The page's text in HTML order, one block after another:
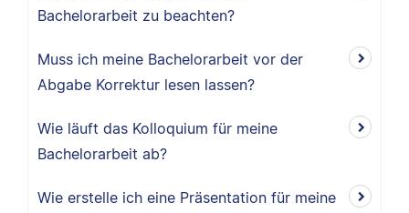
Bachelorarbeit zu beachten?
Muss ich meine Bachelorarbeit vor der
Abgabe Korrektur lesen lassen?
Wie läuft das Kolloquium für meine
Bachelorarbeit ab?
Wie erstelle ich eine Präsentation für meine